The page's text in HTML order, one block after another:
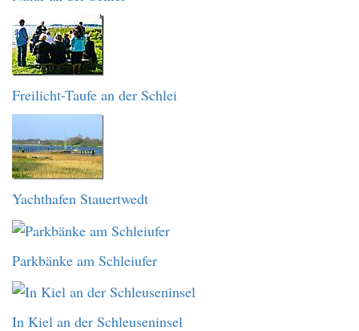
Freilicht-Taufe an der Schlei
Yachthafen Stauertwedt
Parkbänke am Schleiufer
In Kiel an der Schleuseninsel